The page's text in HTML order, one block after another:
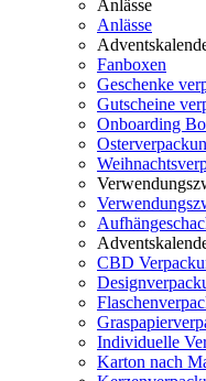
Anlässe
Anlässe
Fanboxen
Geschenke
Gutscheine
Onboarding
CBD
Individuelle
Karton nach